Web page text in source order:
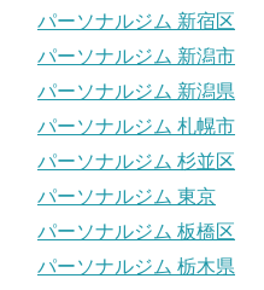
パーソナルジム 新宿区
パーソナルジム 新潟市
パーソナルジム 新潟県
パーソナルジム 札幌市
パーソナルジム 杉並区
パーソナルジム 東京
パーソナルジム 板橋区
パーソナルジム 栃木県